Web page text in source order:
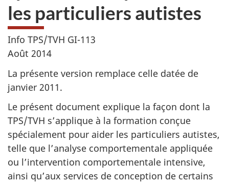
les particuliers autistes
Info TPS/TVH GI-113
Août 2014
La présente version remplace celle datée de
janvier 2011.
Le présent document explique la façon dont la
TPS/TVH s’applique à la formation conçue
spécialement pour aider les particuliers autistes,
telle que l’analyse comportementale appliquée
ou l’intervention comportementale intensive,
ainsi qu’aux services de conception de certains